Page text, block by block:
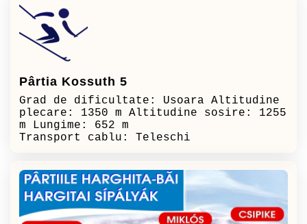
Pârtia Kossuth 5
Grad de dificultate: Usoara Altitudine
plecare: 1350 m Altitudine sosire: 1255
m Lungime: 652 m
Transport cablu: Teleschi